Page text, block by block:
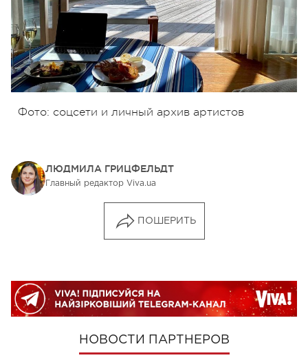
Фото: соцсети и личный архив артистов
ЛЮДМИЛА ГРИЦФЕЛЬДТ
Главный редактор Viva.ua
ПОШЕРИТЬ
НОВОСТИ ПАРТНЕРОВ